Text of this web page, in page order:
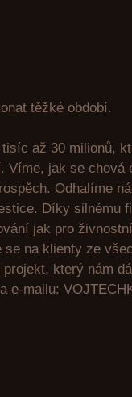
těžké období.
až 30 milionů,
Víme, jak se chová
Odhalíme
Díky silnému
jak pro
se na klienty ze
projekt, který nám
e-mailu: